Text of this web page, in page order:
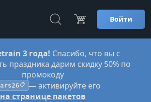
Войти
3 года! Спасибо, что вы с
праздника дарим скидку 50% по
промокоду
📋 — активируйте его
на странице пакетов